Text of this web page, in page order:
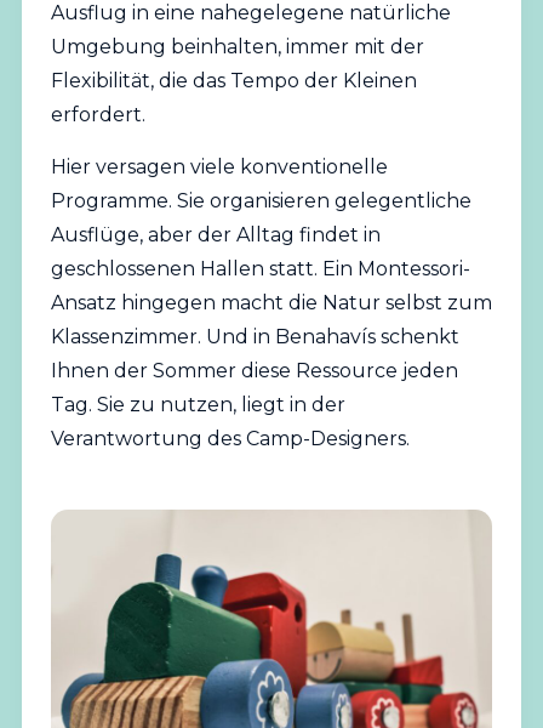
Ausflug in eine nahegelegene natürliche
Umgebung beinhalten, immer mit der
Flexibilität, die das Tempo der Kleinen
erfordert.
Hier versagen viele konventionelle
Programme. Sie organisieren gelegentliche
Ausflüge, aber der Alltag findet in
geschlossenen Hallen statt. Ein Montessori-
Ansatz hingegen macht die Natur selbst zum
Klassenzimmer. Und in Benahavís schenkt
Ihnen der Sommer diese Ressource jeden
Tag. Sie zu nutzen, liegt in der
Verantwortung des Camp-Designers.